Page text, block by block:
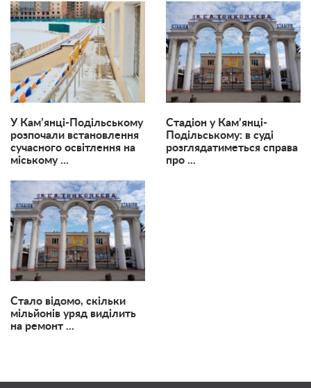
У Кам’янці-Подільському
розпочали встановлення
сучасного освітлення на
міському ...
Стадіон у Кам’янці-
Подільському: в суді
розглядатиметься справа
про ...
Стало відомо, скільки
мільйонів уряд виділить
на ремонт ...